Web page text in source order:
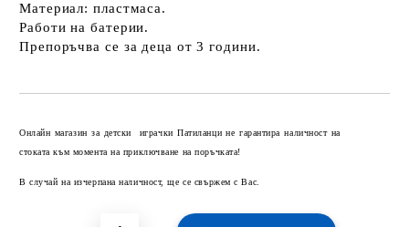
Материал: пластмаса.
Работи на батерии.
Препоръчва се за деца от 3 години.
Онлайн магазин за детски играчки Патиланци не гарантира наличност на
стоката към момента на приключване на поръчката!
В случай на изчерпана наличност, ще се свържем с Вас.